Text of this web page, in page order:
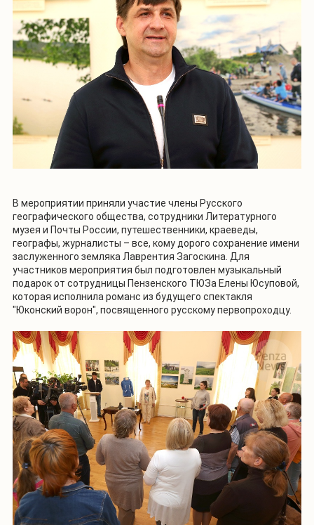
В мероприятии приняли участие члены Русского
географического общества, сотрудники Литературного
музея и Почты России, путешественники, краеведы,
географы, журналисты – все, кому дорого сохранение имени
заслуженного земляка Лаврентия Загоскина. Для
участников мероприятия был подготовлен музыкальный
подарок от сотрудницы Пензенского ТЮЗа Елены Юсуповой,
которая исполнила романс из будущего спектакля
"Юконский ворон", посвященного русскому первопроходцу.